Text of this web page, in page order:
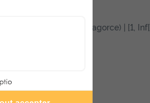
]0, 1[ (18,1 m de Lagorce) | [1, Inf[